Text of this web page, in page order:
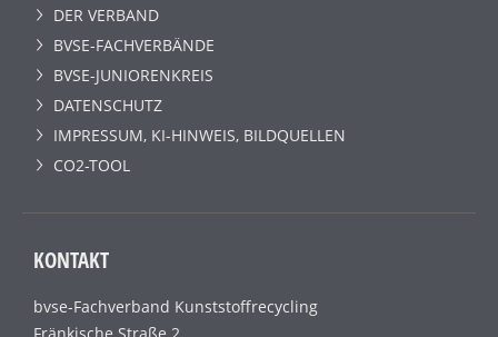
DER VERBAND
BVSE-FACHVERBÄNDE
BVSE-JUNIORENKREIS
DATENSCHUTZ
IMPRESSUM, KI-HINWEIS, BILDQUELLEN
CO2-TOOL
KONTAKT
bvse-Fachverband Kunststoffrecycling